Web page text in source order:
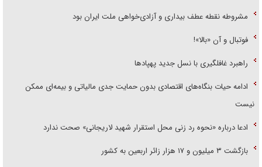
مشروطه نقطه عطف بیداری و آزادی‌خواهی ملت ایران بود
فوتبال و آن «بالا»!
راهبرد غافلگیری با نسل جدید پهپاد‌ها
ادامه حیات بنگاه‌های اقتصادی بدون حمایت جدی مالیاتی و بیمه‌ای ممکن
نیست
ادعا درباره «نحوه رد زنی محل استقرار شهید لاریجانی» صحت ندارد
بازگشت ۳ میلیون و ۱۷ هزار زائر اربعین به کشور